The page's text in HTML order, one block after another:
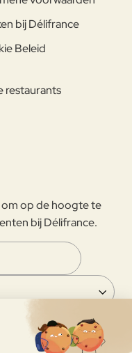
bij Délifrance
Beleid
restaurants
op de hoogte te
bij Délifrance.
van Délifrance te